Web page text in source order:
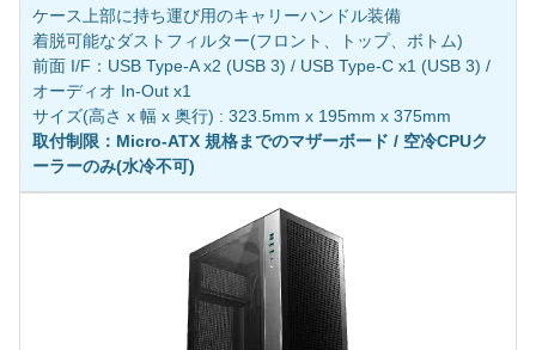
ケース上部に持ち運び用のキャリーハンドル装備
着脱可能なダストフィルター(フロント、トップ、ボトム)
前面 I/F：USB Type-A x2 (USB 3) / USB Type-C x1 (USB 3) /
オーディオ In-Out x1
サイズ(高さ x 幅 x 奥行) : 323.5mm x 195mm x 375mm
取付制限：Micro-ATX 規格までのマザーボード / 空冷CPUク
ーラーのみ(水冷不可)